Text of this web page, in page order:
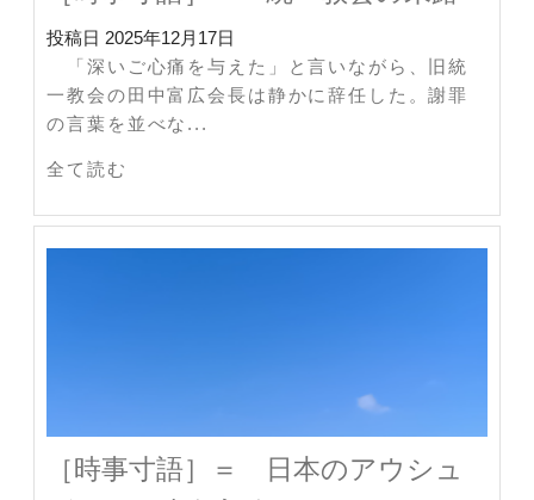
投稿日 2025年12月17日
「深いご心痛を与えた」と言いながら、旧統
一教会の田中富広会長は静かに辞任した。謝罪
の言葉を並べな...
全て読む
［時事寸語］＝ 日本のアウシュ